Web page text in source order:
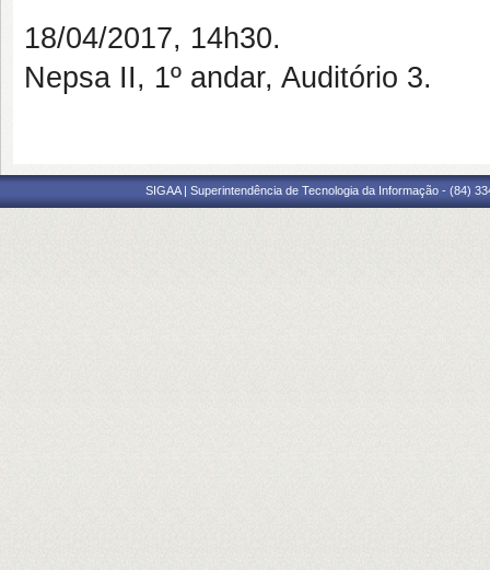
18/04/2017, 14h30.
Nepsa II, 1º andar, Auditório 3.
SIGAA | Superintendência de Tecnologia da Informação - (84)